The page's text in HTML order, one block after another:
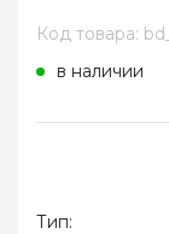
Код товара:
в наличии
Тип: